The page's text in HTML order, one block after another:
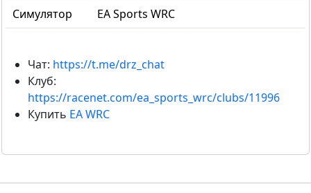
Симулятор
EA Sports WRC
Чат: https://t.me/drz_chat
Клуб:
https://racenet.com/ea_sports_wrc/clubs/11996
Купить EA WRC